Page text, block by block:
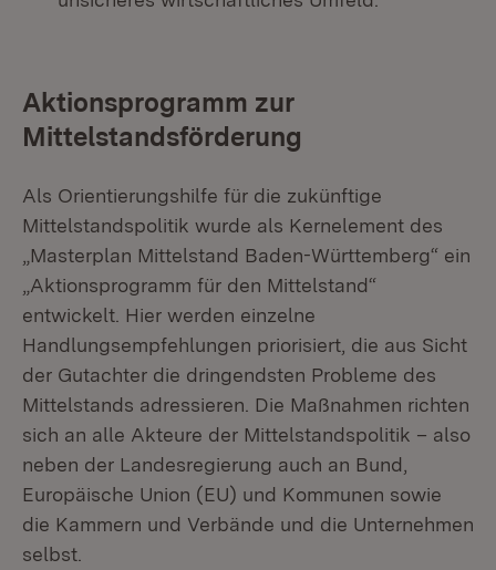
Aktionsprogramm zur
Mittelstandsförderung
Als Orientierungshilfe für die zukünftige
Mittelstandspolitik wurde als Kernelement des
„Masterplan Mittelstand Baden-Württemberg“ ein
„Aktionsprogramm für den Mittelstand“
entwickelt. Hier werden einzelne
Handlungsempfehlungen priorisiert, die aus Sicht
der Gutachter die dringendsten Probleme des
Mittelstands adressieren. Die Maßnahmen richten
sich an alle Akteure der Mittelstandspolitik – also
neben der Landesregierung auch an Bund,
Europäische Union (EU) und Kommunen sowie
die Kammern und Verbände und die Unternehmen
selbst.